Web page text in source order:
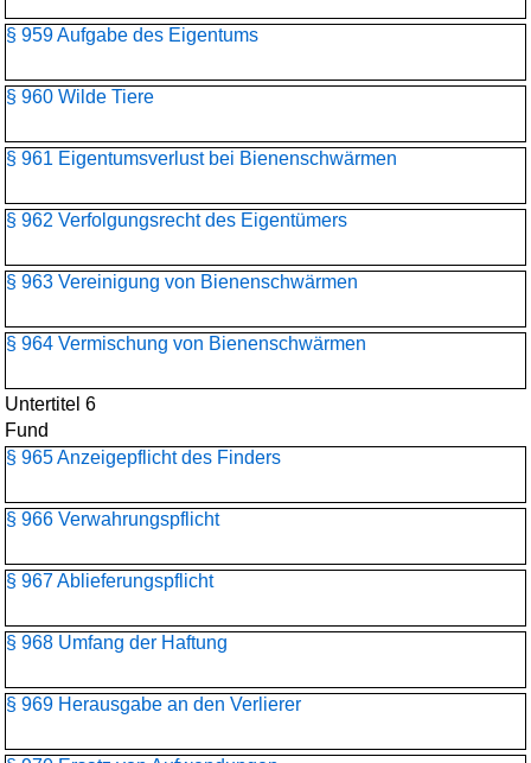
§ 959 Aufgabe des Eigentums
§ 960 Wilde Tiere
§ 961 Eigentumsverlust bei Bienenschwärmen
§ 962 Verfolgungsrecht des Eigentümers
§ 963 Vereinigung von Bienenschwärmen
§ 964 Vermischung von Bienenschwärmen
Untertitel 6
Fund
§ 965 Anzeigepflicht des Finders
§ 966 Verwahrungspflicht
§ 967 Ablieferungspflicht
§ 968 Umfang der Haftung
§ 969 Herausgabe an den Verlierer